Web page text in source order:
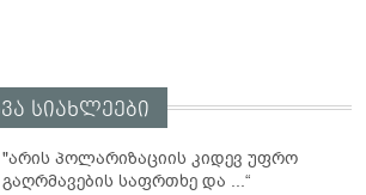
სიახლეები
"არის პოლარიზაციის კიდევ უფრო
გაღრმავების საფრთხე და ...“